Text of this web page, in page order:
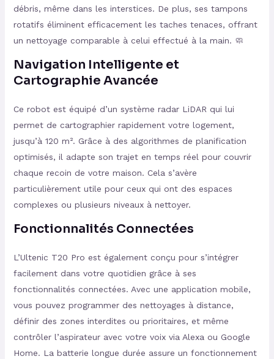
débris, même dans les interstices. De plus, ses tampons
rotatifs éliminent efficacement les taches tenaces, offrant
un nettoyage comparable à celui effectué à la main. 🧼
Navigation Intelligente et
Cartographie Avancée
Ce robot est équipé d’un système radar LiDAR qui lui
permet de cartographier rapidement votre logement,
jusqu’à 120 m². Grâce à des algorithmes de planification
optimisés, il adapte son trajet en temps réel pour couvrir
chaque recoin de votre maison. Cela s’avère
particulièrement utile pour ceux qui ont des espaces
complexes ou plusieurs niveaux à nettoyer.
Fonctionnalités Connectées
L’Ultenic T20 Pro est également conçu pour s’intégrer
facilement dans votre quotidien grâce à ses
fonctionnalités connectées. Avec une application mobile,
vous pouvez programmer des nettoyages à distance,
définir des zones interdites ou prioritaires, et même
contrôler l’aspirateur avec votre voix via Alexa ou Google
Home. La batterie longue durée assure un fonctionnement